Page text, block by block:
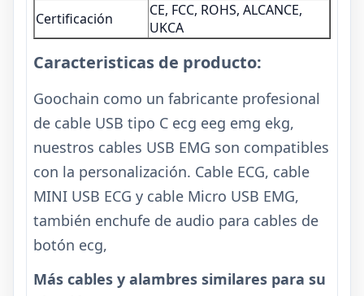
Certificación
CE, FCC, ROHS, ALCANCE,
UKCA
Caracteristicas de producto:
Goochain como un fabricante profesional
de cable USB tipo C ecg eeg emg ekg,
nuestros cables USB EMG son compatibles
con la personalización. Cable ECG, cable
MINI USB ECG y cable Micro USB EMG,
también enchufe de audio para cables de
botón ecg,
Más cables y alambres similares para su